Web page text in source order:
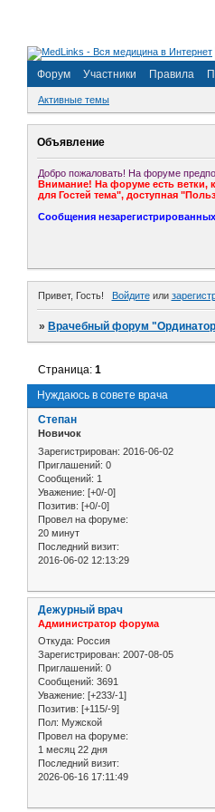
Форум Участники Правила
Активные темы
Объявление
Добро пожаловать! На форуме
Внимание! На форуме есть ветки,
для Гостей тема", доступная
Сообщения
Привет, Гость! Войдитеили
» Врачебный форум
Нуждаюсь в совете врача
Страница:1
Степан
Новичок
Зарегистрирован: 2016-06-02
Приглашений: 0
Сообщений: 1
Уважение: [+0/-0]
Позитив: [+0/-0]
Провел на форуме:
20 минут
Последний визит:
2016-06-02 12:13:29
Дежурный врач
Администратор форума
Откуда: Россия
Зарегистрирован: 2007-08-05
Приглашений: 0
Сообщений: 3691
Уважение: [+233/-1]
Позитив: [+115/-9]
Пол: Мужской
Провел на форуме:
1 месяц 22 дня
Последний визит:
2026-06-16 17:11:49